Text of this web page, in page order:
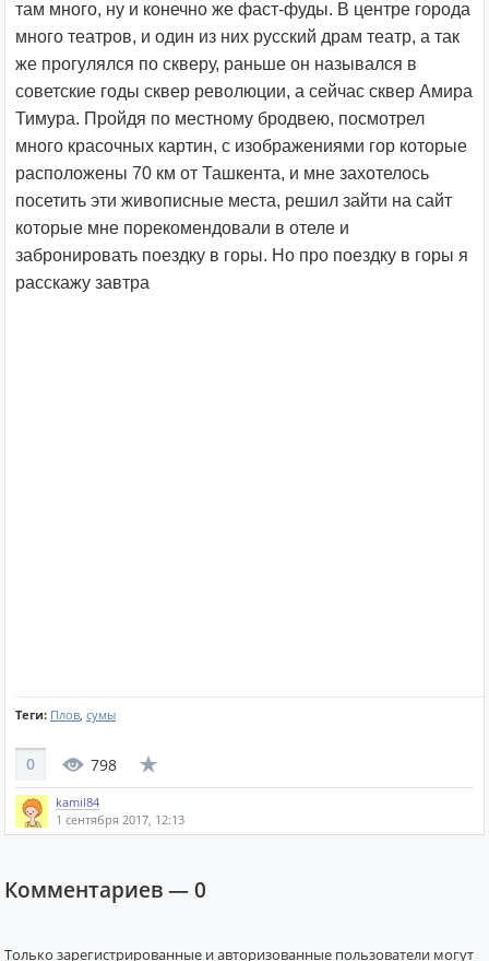
там много, ну и конечно же фаст-фуды. В центре города
много театров, и один из них русский драм театр, а так
же прогулялся по скверу, раньше он назывался в
советские годы сквер революции, а сейчас сквер Амира
Тимура. Пройдя по местному бродвею, посмотрел
много красочных картин, с изображениями гор которые
расположены 70 км от Ташкента, и мне захотелось
посетить эти живописные места, решил зайти на сайт
которые мне порекомендовали в отеле и
забронировать поездку в горы. Но про поездку в горы я
расскажу завтра
Теги: Плов, сумы
0 798
kamil84
1 сентября 2017, 12:13
Комментариев —0
Только зарегистрированные и авторизованные пользователи могут